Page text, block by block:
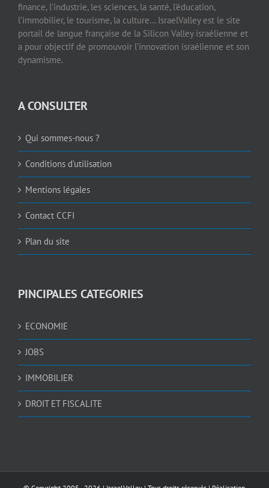
finance, l’industrie, les sciences, la santé, l’éducation,
l’immobilier, le tourisme, la culture… IsraelValley est le site
portail de langue française de la Silicon Valley israélienne et
a pour objectif de promouvoir l’innovation israélienne et son
dynamisme.
A CONSULTER
Qui sommes-nous ?
Conditions d’utilisation
Mentions légales
Contact CCFI
Plan du site
PINCIPALES CATEGORIES
ECONOMIE
JOBS
IMMOBILIER
DROIT ET FISCALITE